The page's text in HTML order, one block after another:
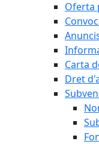
Oferta
Carta
Dret